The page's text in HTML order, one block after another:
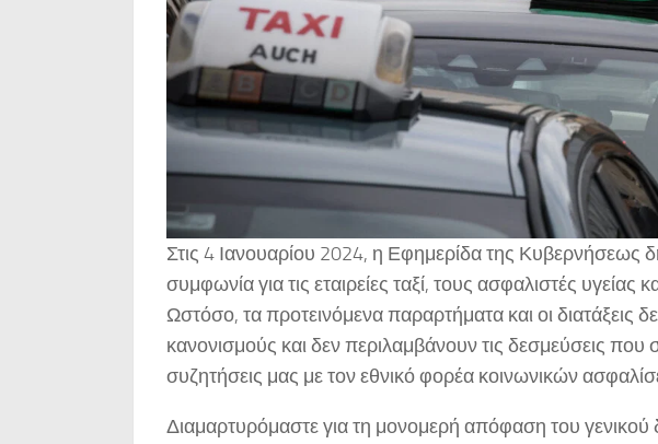
Στις 4 Ιανουαρίου 2024, η Εφημερίδα της Κυβερνήσεως
συμφωνία για τις εταιρείες ταξί, τους ασφαλιστές υγείας
Ωστόσο, τα προτεινόμενα παραρτήματα και οι διατάξεις
κανονισμούς και δεν περιλαμβάνουν τις δεσμεύσεις
συζητήσεις μας με τον εθνικό φορέα κοινωνικών
Διαμαρτυρόμαστε για τη μονομερή απόφαση του γενικού